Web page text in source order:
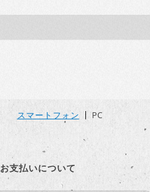
スマートフォン PC
お支払いについて